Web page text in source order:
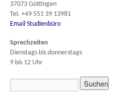
37073 Göttingen
Tel. +49 551 39 13981
Email Studienbüro
Sprechzeiten
Dienstags bis donnerstags
9 bis 12 Uhr